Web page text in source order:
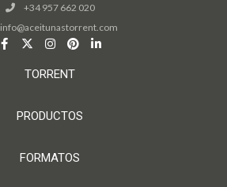
+34 957 662 020
info@aceitunastorrent.com
TORRENT
PRODUCTOS
FORMATOS